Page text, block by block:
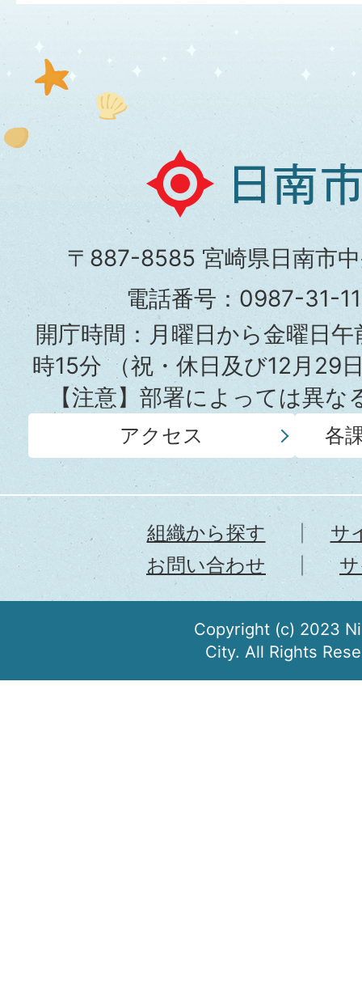
日
南
市
役
所
〒887-8585 宮崎県日南市
電話番号：0987-31-
開庁時間：月曜日から金曜日
時15分（祝・休日及び12月29
【注意】部署によっては異
アクセス 各
組織から探す
サ
お問い合わせ
Copyright (c) 2023
City. All Rights